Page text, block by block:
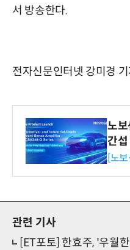
서 방송한다.
전자신문인터넷 강미경
노
간
류
[노
관련 기사
[ET포토] 한효주, '우월